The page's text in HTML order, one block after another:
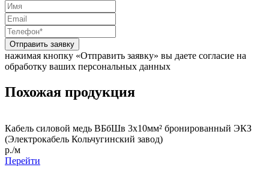
Отправить заявку
нажимая кнопку «Отправить заявку» вы даете согласие на
обработку ваших персональных данных
Похожая продукция
Кабель силовой медь ВБбШв 3x10мм² бронированный ЭКЗ
(Электрокабель Кольчугинский завод)
р./м
Перейти